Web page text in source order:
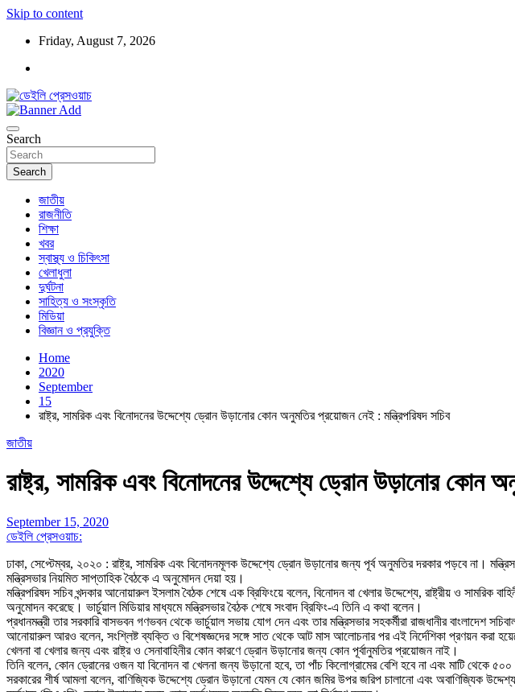
Skip to content
Friday, August 7, 2026
ডেইলি প্রেসওয়াচ
Search
Search
জাতীয়
রাজনীতি
শিক্ষা
খবর
স্বাস্থ্য ও চিকিৎসা
খেলাধুলা
দুর্ঘটনা
সাহিত্য ও সংস্কৃতি
মিডিয়া
বিজ্ঞান ও প্রযুক্তি
Home
2020
September
15
রাষ্ট্র, সামরিক এবং বিনোদনের উদ্দেশ্যে ড্রোন উড়ানোর কোন অনুমতির প্রয়োজন নেই : মন্ত্রিপরিষদ সচিব
জাতীয়
রাষ্ট্র, সামরিক এবং বিনোদনের উদ্দেশ্যে ড্রোন উড়ানোর কোন
September 15, 2020
ডেইলি প্রেসওয়াচ:
ঢাকা, সেপ্টেম্বর, ২০২০ : রাষ্ট্র, সামরিক এবং বিনোদনমূলক উদ্দেশ্যে ড্রোন উড়ানোর জন্য পূর্ব অনুমতির দরকার পড়বে না।
মন্ত্রিসভার নিয়মিত সাপ্তাহিক বৈঠকে এ অনুমোদন দেয়া হয়।
মন্ত্রিপরিষদ সচিব খন্দকার আনোয়ারুল ইসলাম বৈঠক শেষে এক ব্রিফিংয়ে বলেন, বিনোদন বা খেলার উদ্দেশ্যে, রাষ্ট্রীয় ও
অনুমোদন করেছে। ভার্চুয়াল মিডিয়ার মাধ্যমে মন্ত্রিসভার বৈঠক শেষে সংবাদ ব্রিফিং-এ তিনি এ কথা বলেন।
প্রধানমন্ত্রী তার সরকারি বাসভবন গণভবন থেকে ভার্চুয়াল সভায় যোগ দেন এবং তার মন্ত্রিসভার সহকর্মীরা রাজধানীর বাংলাদেশ
আনোয়ারুল আরও বলেন, সংশ্লিষ্ট ব্যক্তি ও বিশেষজ্ঞদের সঙ্গে সাত থেকে আট মাস আলোচনার পর এই নির্দেশিকা প্রণয়ন করা
খেলনা বা খেলার জন্য এবং রাষ্ট্র ও সেনাবাহিনীর কোন কারণে ড্রোন উড়ানোর জন্য কোন পূর্বানুমতির প্রয়োজন নাই।
তিনি বলেন, কোন ড্রোনের ওজন যা বিনোদন বা খেলনা জন্য উড়ানো হবে, তা পাঁচ কিলোগ্রামের বেশি হবে না এবং মাটি থেকে
সরকারের শীর্ষ আমলা বলেন, বাণিজ্যিক উদ্দেশ্যে ড্রোন উড়ানো যেমন যে কোন জমির উপর জরিপ চালানো এবং অবাণিজ্যিক